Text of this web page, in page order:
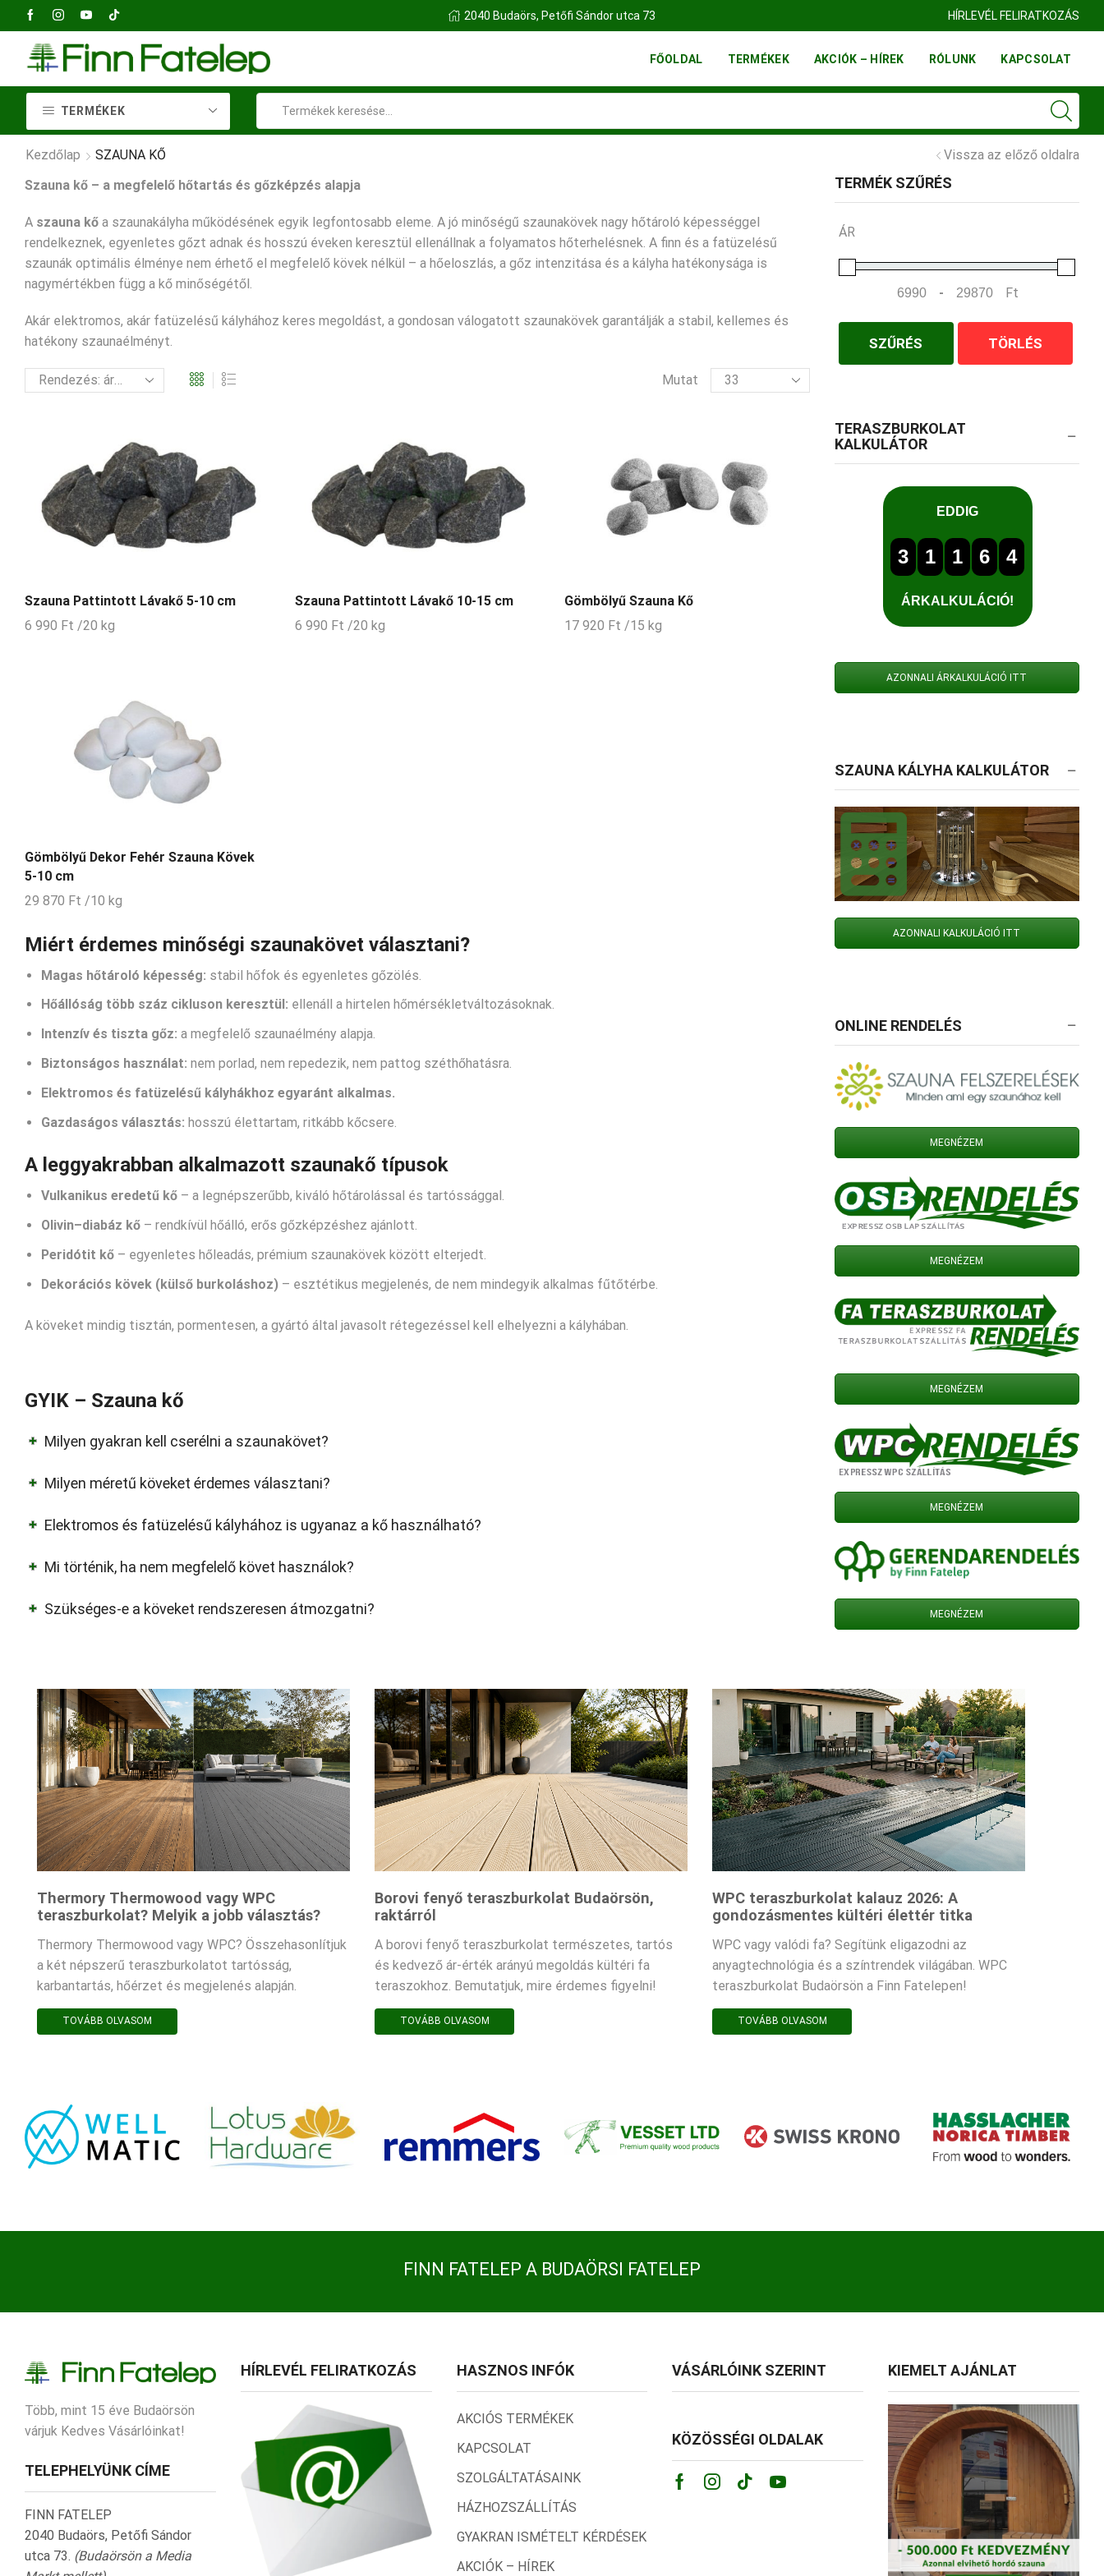
2040 Budaörs, Petőfi Sándor utca 73 FINN FATELEP BUDAÖRSHÍRLEVÉL FELIRATKOZÁS
FŐOLDAL TERMÉKEK AKCIÓK – HÍREK RÓLUNK KAPCSOLAT
TERMÉKEK
input
Kezdőlap SZAUNA KŐ
Vissza az előző oldalra
Szauna kő – a megfelelő hőtartás és gőzképzés alapja
A szauna kő a szaunakályha működésének egyik legfontosabb eleme. A jó minőségű szaunakövek nagy hőtároló képességgel
rendelkeznek, egyenletes gőzt adnak és hosszú éveken keresztül ellenállnak a folyamatos hőterhelésnek. A finn és a fatüzelésű
szaunák optimális élménye nem érhető el megfelelő kövek nélkül – a hőeloszlás, a gőz intenzitása és a kályha hatékonysága is
nagymértékben függ a kő minőségétől.
Akár elektromos, akár fatüzelésű kályhához keres megoldást, a gondosan válogatott szaunakövek garantálják a stabil, kellemes és
hatékony szaunaélményt.
Mutat
termék
per
Szauna Pattintott Lávakő 5-10 cm
6 990 Ft /20 kg
Szauna Pattintott Lávakő 10-15 cm
6 990 Ft /20 kg
Gömbölyű Szauna Kő
17 920 Ft /15 kg
Gömbölyű Dekor Fehér Szauna Kövek
5-10 cm
29 870 Ft /10 kg
Miért érdemes minőségi szaunakövet választani?
Magas hőtároló képesség: stabil hőfok és egyenletes gőzölés.
Hőállóság több száz cikluson keresztül: ellenáll a hirtelen hőmérsékletváltozásoknak.
Intenzív és tiszta gőz: a megfelelő szaunaélmény alapja.
Biztonságos használat: nem porlad, nem repedezik, nem pattog széthőhatásra.
Elektromos és fatüzelésű kályhákhoz egyaránt alkalmas.
Gazdaságos választás: hosszú élettartam, ritkább kőcsere.
A leggyakrabban alkalmazott szaunakő típusok
Vulkanikus eredetű kő – a legnépszerűbb, kiváló hőtárolással és tartóssággal.
Olivin–diabáz kő – rendkívül hőálló, erős gőzképzéshez ajánlott.
Peridótit kő – egyenletes hőleadás, prémium szaunakövek között elterjedt.
Dekorációs kövek (külső burkoláshoz) – esztétikus megjelenés, de nem mindegyik alkalmas fűtőtérbe.
A köveket mindig tisztán, pormentesen, a gyártó által javasolt rétegezéssel kell elhelyezni a kályhában.
GYIK – Szauna kő
Milyen gyakran kell cserélni a szaunakövet?
Milyen méretű köveket érdemes választani?
Elektromos és fatüzelésű kályhához is ugyanaz a kő használható?
Mi történik, ha nem megfelelő követ használok?
Szükséges-e a köveket rendszeresen átmozgatni?
TERMÉK SZŰRÉS
ÁR
Minimum Price
-
Maximum Price
Ft
SZŰRÉS TÖRLÉS
TERASZBURKOLAT
KALKULÁTOR
AZONNALI ÁRKALKULÁCIÓ ITT
SZAUNA KÁLYHA KALKULÁTOR
AZONNALI KALKULÁCIÓ ITT
ONLINE RENDELÉS
MEGNÉZEM
MEGNÉZEM
MEGNÉZEM
MEGNÉZEM
MEGNÉZEM
Thermory Thermowood vagy WPC
teraszburkolat? Melyik a jobb választás?
Thermory Thermowood vagy WPC? Összehasonlítjuk
a két népszerű teraszburkolatot tartósság,
karbantartás, hőérzet és megjelenés alapján.
TOVÁBB OLVASOM
Borovi fenyő teraszburkolat Budaörsön,
raktárról
A borovi fenyő teraszburkolat természetes, tartós
és kedvező ár-érték arányú megoldás kültéri fa
teraszokhoz. Bemutatjuk, mire érdemes figyelni!
TOVÁBB OLVASOM
WPC teraszburkolat kalauz 2026: A
gondozásmentes kültéri élettér titka
WPC vagy valódi fa? Segítünk eligazodni az
anyagtechnológia és a színtrendek világában. WPC
teraszburkolat Budaörsön a Finn Fatelepen!
TOVÁBB OLVASOM
FINN FATELEP A BUDAÖRSI FATELEP
Több, mint 15 éve Budaörsön
várjuk Kedves Vásárlóinkat!
TELEPHELYÜNK CÍME
FINN FATELEP
2040 Budaörs, Petőfi Sándor
utca 73. (Budaörsön a Media
HÍRLEVÉL FELIRATKOZÁS HASZNOS INFÓK
AKCIÓS TERMÉKEK
KAPCSOLAT
SZOLGÁLTATÁSAINK
HÁZHOZSZÁLLÍTÁS
GYAKRAN ISMÉTELT KÉRDÉSEK
AKCIÓK – HÍREK
VÁSÁRLÓINK SZERINT
KÖZÖSSÉGI OLDALAK
Facebook
Instagram
Tik- Youtube
KIEMELT AJÁNLAT